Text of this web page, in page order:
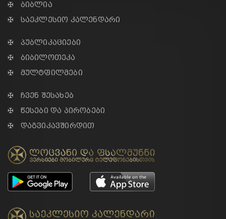
✠ ბიბლია
✠ საეკლესიო კალენდარი
✠ პუბლიკაციები
✠ ბიბილოთეკა
✠ მულტფილმები
✠ ჩვენ შესახებ
✠ წესები და პირობები
✠ დაგვიკავშირდით